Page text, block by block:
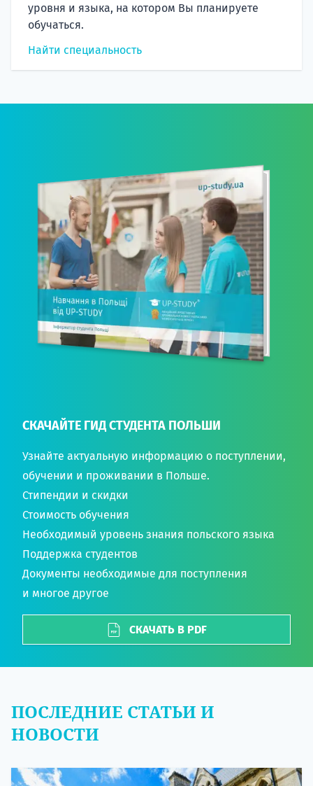
уровня и языка, на котором Вы планируете
обучаться.
Найти специальность
СКАЧАЙТЕ ГИД СТУДЕНТА ПОЛЬШИ
Узнайте актуальную информацию о поступлении,
обучении и проживании в Польше.
Стипендии и скидки
Стоимость обучения
Необходимый уровень знания польского языка
Поддержка студентов
Документы необходимые для поступления
и многое другое
СКАЧАТЬ В PDF
ПОСЛЕДНИЕ СТАТЬИ И
НОВОСТИ